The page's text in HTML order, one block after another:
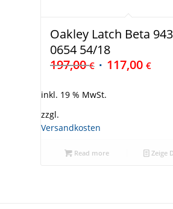
Oakley Latch Beta
0654 54/18
197,00€ 117,00 €
inkl. 19 % MwSt.
zzgl.
Versandkosten
Read more Zeige